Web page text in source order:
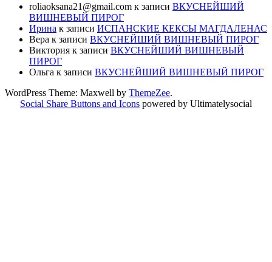
roliaoksana21@gmail.com к записи ВКУСНЕЙШИЙ
ВИШНЕВЫЙ ПИРОГ
Ирина к записи ИСПАНСКИЕ КЕКСЫ МАГДАЛЕНАС
Вера к записи ВКУСНЕЙШИЙ ВИШНЕВЫЙ ПИРОГ
Виктория к записи ВКУСНЕЙШИЙ ВИШНЕВЫЙ
ПИРОГ
Ольга к записи ВКУСНЕЙШИЙ ВИШНЕВЫЙ ПИРОГ
WordPress Theme: Maxwell by ThemeZee.
Social Share Buttons and Icons powered by Ultimatelysocial